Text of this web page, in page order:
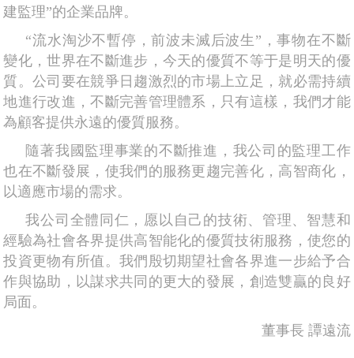
建監理”的企業品牌。
“流水淘沙不暫停，前波未滅后波生”，事物在不斷
變化，世界在不斷進步，今天的優質不等于是明天的優
質。公司要在競爭日趨激烈的市場上立足，就必需持續
地進行改進，不斷完善管理體系，只有這樣，我們才能
為顧客提供永遠的優質服務。
隨著我國監理事業的不斷推進，我公司的監理工作
也在不斷發展，使我們的服務更趨完善化，高智商化，
以適應市場的需求。
我公司全體同仁，愿以自己的技術、管理、智慧和
經驗為社會各界提供高智能化的優質技術服務，使您的
投資更物有所值。我們殷切期望社會各界進一步給予合
作與協助，以謀求共同的更大的發展，創造雙贏的良好
局面。
董事長 譚遠流